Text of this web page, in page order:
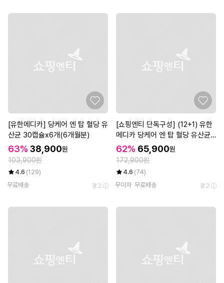
[유한메디카] 당케어 엔 탑 혈당 유
산균 30캡슐x6개(6개월분)
63% 38,900원
103,900원
4.6 (129)
무료배송
광고
[쇼핑엔티 단독구성] (12+1) 유한
메디카 당케어 엔 탑 혈당 유산균
30캡슐 총 13개(13개월분)
62% 65,900원
172,900원
4.6 (74)
무이자 무료배송 광고